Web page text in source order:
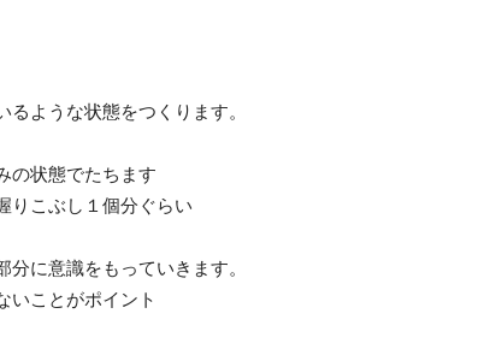
ような状態をつくります。
の状態でたちます
りこぶし１個分ぐらい
分に意識をもっていきます。
いことがポイント